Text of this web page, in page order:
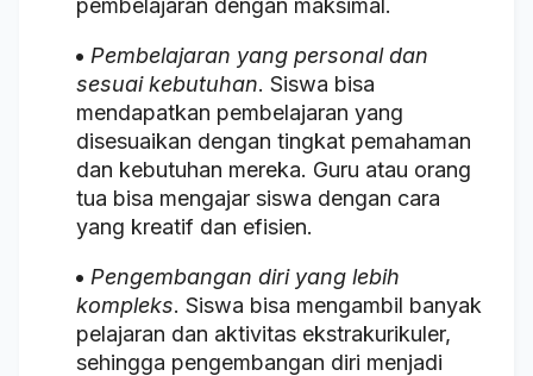
Pembelajaran yang personal dan
sesuai kebutuhan. Siswa bisa
mendapatkan pembelajaran yang
disesuaikan dengan tingkat pemahaman
dan kebutuhan mereka. Guru atau orang
tua bisa mengajar siswa dengan cara
yang kreatif dan efisien.
Pengembangan diri yang lebih
kompleks. Siswa bisa mengambil banyak
pelajaran dan aktivitas ekstrakurikuler,
sehingga pengembangan diri menjadi